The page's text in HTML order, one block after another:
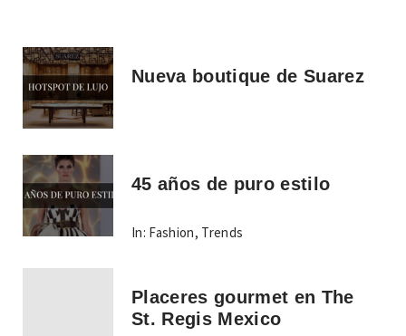
Nueva boutique de Suarez
45 años de puro estilo
In: Fashion, Trends
Placeres gourmet en The
St. Regis Mexico